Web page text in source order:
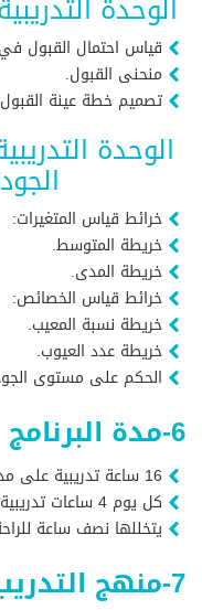
قياس احتمال القبول
منحنى القبول.
تصميم خطة عينة
الوحدة
خرائط قياس المتغيرات:
خريطة المتوسط.
خريطة المدى.
خرائط قياس الخصائص:
خريطة نسبة المعيب.
خريطة عدد العيوب.
الحكم على مستوى
6-مدة البرنامج
16 ساعة تدريبية على مدار 4 أيام
كل يوم 4 ساعات تدريبية
يتخللها نصف ساعة
7-منهج التدريب: